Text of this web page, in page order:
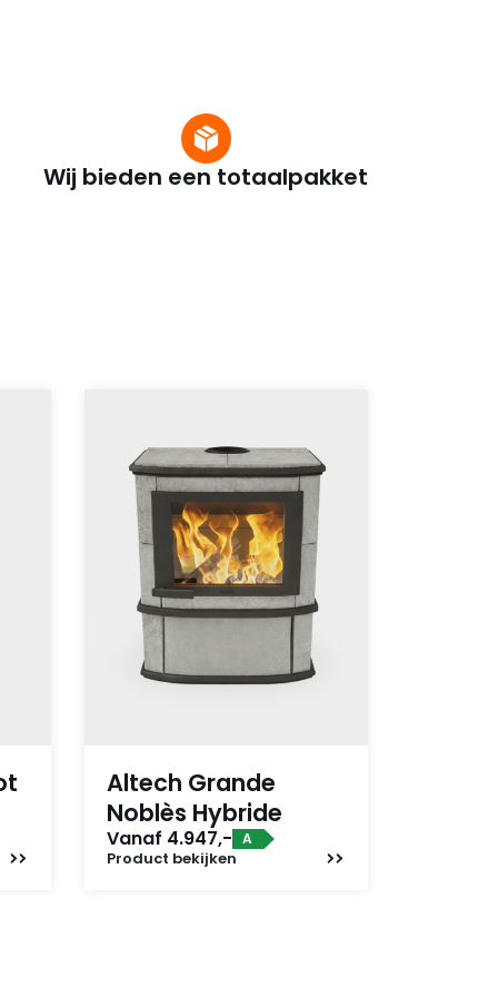
Wij bieden een totaalpakket
Altech Grande
Noblès Hybride
Vanaf 4.947,- A
Product bekijken